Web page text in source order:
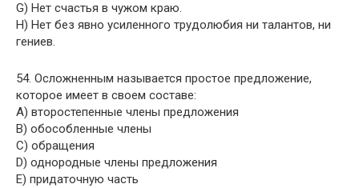
G) Нет счастья в чужом краю.
H) Нет без явно усиленного трудолюбия ни талантов, ни
гениев.
54. Осложненным называется простое предложение,
которое имеет в своем составе:
A) второстепенные члены предложения
B) обособленные члены
C) обращения
D) однородные члены предложения
E) придаточную часть